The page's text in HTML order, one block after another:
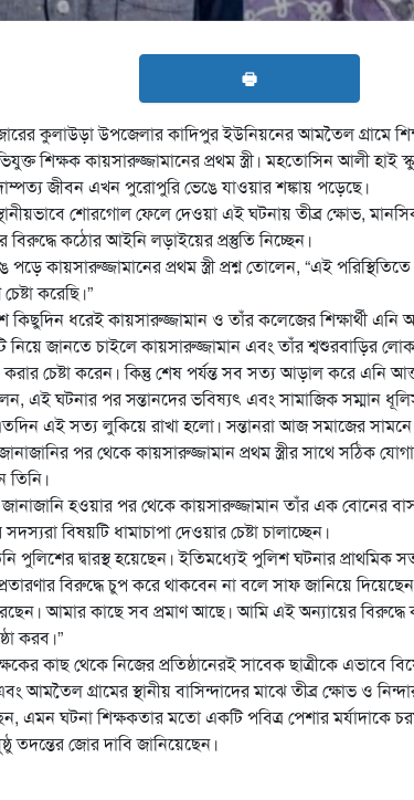
🖶
কুলাউড়া উপজেলার কাদিপুর ইউনিয়নের আমতৈল গ্রামে
শিক্ষক কায়সারুজ্জামানের প্রথম স্ত্রী। মহতোসিন আলী
জীবন এখন পুরোপুরি ভেঙে যাওয়ার শঙ্কায় পড়েছে।
শোরগোল ফেলে দেওয়া এই ঘটনায় তীব্র ক্ষোভ, মানসিক
কঠোর আইনি লড়াইয়ের প্রস্তুতি নিচ্ছেন।
পড়ে কায়সারুজ্জামানের প্রথম স্ত্রী প্রশ্ন তোলেন, “এই
করেছি।”
ধরেই কায়সারুজ্জামান ও তাঁর কলেজের শিক্ষার্থী এনি
নিয়ে জানতে চাইলে কায়সারুজ্জামান এবং তাঁর শ্বশুরবাড়ির
চেষ্টা করেন। কিন্তু শেষ পর্যন্ত সব সত্য আড়াল করে এনি
এই ঘটনার পর সন্তানদের ভবিষ্যৎ এবং সামাজিক সম্মান
এই সত্য লুকিয়ে রাখা হলো। সন্তানরা আজ সমাজের সামনে
পর থেকে কায়সারুজ্জামান প্রথম স্ত্রীর সাথে সঠিক
তিনি।
জানাজানি হওয়ার পর থেকে কায়সারুজ্জামান তাঁর এক বোনের
বিষয়টি ধামাচাপা দেওয়ার চেষ্টা চালাচ্ছেন।
পুলিশের দ্বারস্থ হয়েছেন। ইতিমধ্যেই পুলিশ ঘটনার
বিরুদ্ধে চুপ করে থাকবেন না বলে সাফ জানিয়ে
আমার কাছে সব প্রমাণ আছে। আমি এই অন্যায়ের
করব।”
কাছ থেকে নিজের প্রতিষ্ঠানেরই সাবেক ছাত্রীকে এভাবে
আমতৈল গ্রামের স্থানীয় বাসিন্দাদের মাঝে তীব্র ক্ষোভ ও
এমন ঘটনা শিক্ষকতার মতো একটি পবিত্র পেশার মর্যাদাকে
তদন্তের জোর দাবি জানিয়েছেন।